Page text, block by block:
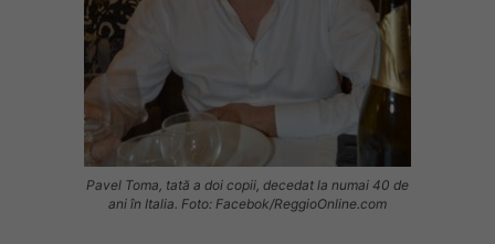
Pavel Toma, tată a doi copii, decedat la numai 40 de
ani în Italia. Foto: Facebok/ReggioOnline.com